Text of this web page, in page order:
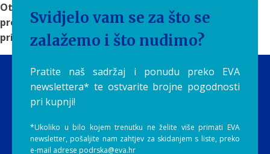
Otkrijte
rješenja za filtriranje vode
pronađite sustav koji će čistu i ukusnu vodu učiniti
prirodnim dijelom vaše svakodnevice.
Svidjelo vam se za što se
zalažemo i što nudimo?
Pratite naš sadržaj i ponudu preko EVA
newslettera* te ostvarite brojne pogodnosti
pri kupnji!
*Ukoliko u bilo kojem trenutku ne želite više primati EVA
newsletter, pošaljite nam zahtjev za skidanjem s liste, preko
e-mail adrese podrska@eva.hr